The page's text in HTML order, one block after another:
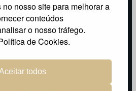
nosso site para melhorar a
conteúdos
o nosso tráfego.
de Cookies.
todos